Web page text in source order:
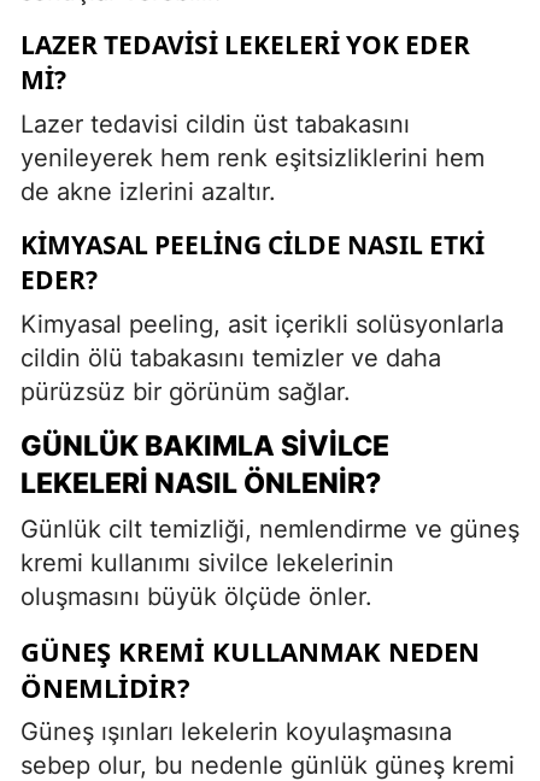
LAZER TEDAVISI LEKELERI YOK EDER
MI?
Lazer tedavisi cildin üst tabakasını
yenileyerek hem renk eşitsizliklerini hem
de akne izlerini azaltır.
KIMYASAL PEELING CILDE NASIL ETKI
EDER?
Kimyasal peeling, asit içerikli solüsyonlarla
cildin ölü tabakasını temizler ve daha
pürüzsüz bir görünüm sağlar.
GÜNLÜK BAKIMLA SIVILCE
LEKELERI NASIL ÖNLENIR?
Günlük cilt temizliği, nemlendirme ve güneş
kremi kullanımı sivilce lekelerinin
oluşmasını büyük ölçüde önler.
GÜNEŞ KREMI KULLANMAK NEDEN
ÖNEMLIDIR?
Güneş ışınları lekelerin koyulaşmasına
sebep olur, bu nedenle günlük güneş kremi